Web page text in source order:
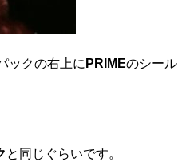
ックの右上に PRIMEのシール
と同じぐらいです。